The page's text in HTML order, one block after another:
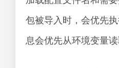
包被导入时，会优先
息会优先从环境变量读